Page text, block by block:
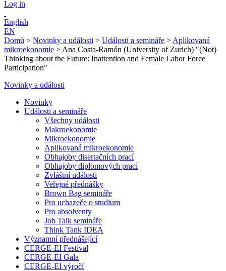
Log in
English
EN
Domů > Novinky a události > Události a semináře > Aplikovaná
mikroekonomie > Ana Costa-Ramón (University of Zurich) "(Not)
Thinking about the Future: Inattention and Female Labor Force
Participation"
Novinky a události
Novinky
Události a semináře
Všechny události
Makroekonomie
Mikroekonomie
Aplikovaná mikroekonomie
Obhajoby disertačních prací
Obhajoby diplomových prací
Zvláštní události
Veřejné přednášky
Brown Bag semináře
Pro uchazeče o studium
Pro absolventy
Job Talk semináře
Think Tank IDEA
Významní přednášející
CERGE-EI Festival
CERGE-EI Gala
CERGE-EI výročí